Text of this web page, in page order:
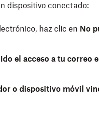
dispositivo conectado:
haz clic en No
el acceso a tu correo
o dispositivo móvil